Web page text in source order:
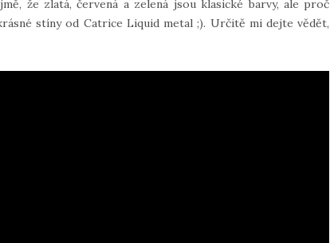
že zlatá, červená a zelená jsou klasické barvy, ale proč
stíny od Catrice Liquid metal ;). Určitě mi dejte vědět,